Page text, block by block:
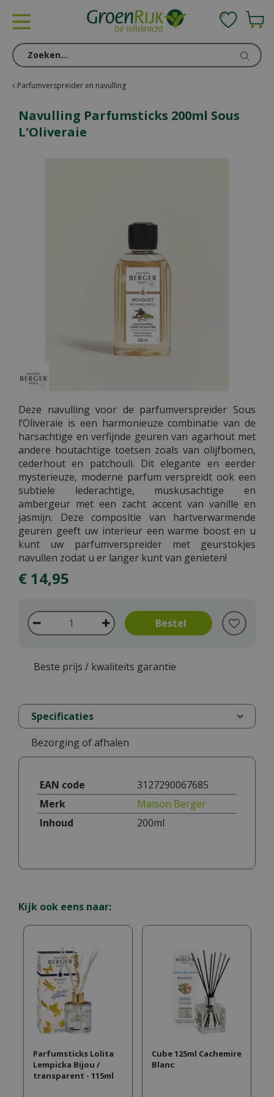
Parfumverspreider en navulling
Navulling Parfumsticks 200ml Sous
L'Oliveraie
Deze navulling voor de parfumverspreider Sous
l’Oliveraie is een harmonieuze combinatie van de
harsachtige en verfijnde geuren van agarhout met
andere houtachtige toetsen zoals van olijfbomen,
cederhout en patchouli. Dit elegante en eerder
mysterieuze, moderne parfum verspreidt ook een
subtiele lederachtige, muskusachtige en
ambergeur met een zacht accent van vanille en
jasmijn. Deze compositie van hartverwarmende
geuren geeft uw interieur een warme boost en u
kunt uw parfumverspreider met geurstokjes
navullen zodat u er langer kunt van genieten!
€ 14,95
Beste prijs / kwaliteits garantie
Specificaties
Bezorging of afhalen
EAN code
3127290067685
Merk
Maison Berger
Inhoud
200ml
Kijk ook eens naar:
Parfumsticks Lolita
Lempicka Bijou /
transparent - 115ml
Cube 125ml Cachemire
Blanc